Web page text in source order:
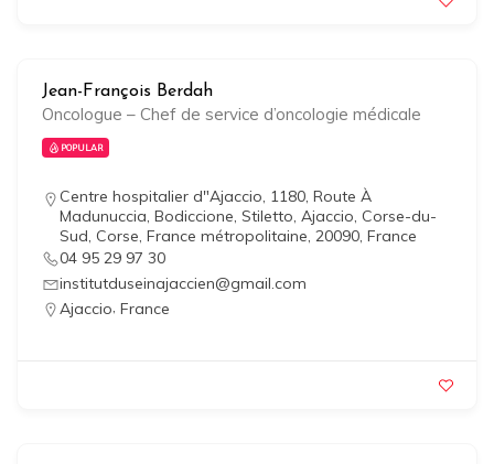
Jean-François Berdah
Oncologue – Chef de service d’oncologie médicale
POPULAR
Centre hospitalier d"Ajaccio, 1180, Route À
Madunuccia, Bodiccione, Stiletto, Ajaccio, Corse-du-
Sud, Corse, France métropolitaine, 20090, France
04 95 29 97 30
institutduseinajaccien@gmail.com
Ajaccio, France